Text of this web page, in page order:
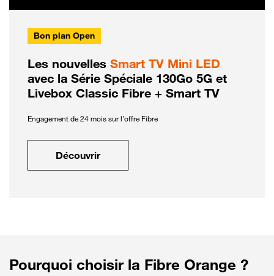
Bon plan Open
Les nouvelles Smart TV Mini LED
avec la Série Spéciale 130Go 5G et
Livebox Classic Fibre + Smart TV
Engagement de 24 mois sur l'offre Fibre
Découvrir
Pourquoi choisir la Fibre Orange ?